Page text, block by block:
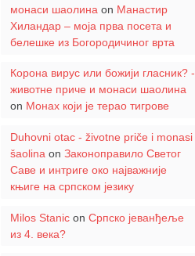
монаси шаолина on Манастир
Хиландар – моја прва посета и
белешке из Богородичиног врта
Корона вирус или божији гласник? -
животне приче и монаси шаолина
on Монах који је терао тигрове
Duhovni otac - životne priče i monasi
šaolina on Законоправило Светог
Саве и интриге око најважније
књиге на српском језику
Milos Stanicon Српско јеванђеље
из 4. века?